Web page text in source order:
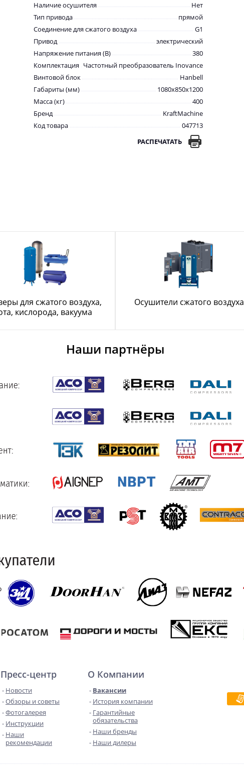
Наличие осушителя
Нет
Тип привода
прямой
Соединение для сжатого воздуха
G1
Привод
электрический
Напряжение питания (В)
380
Комплектация Частотный преобразователь Inovanсe
Винтовой блок
Hanbell
Габариты (мм)
1080x850x1200
Масса (кг)
400
Бренд
KraftMachine
Код товара
047713
РАСПЕЧАТАТЬ
для сжатого воздуха,
кислорода, вакуума
Осушители сжатого воздуха
Наши партнёры
Пресс-центр
Новости
Обзоры и советы
Фотогалерея
Инструкции
Наши
рекомендации
О Компании
Вакансии
История компании
Гарантийные
обязательства
Наши бренды
Наши дилеры